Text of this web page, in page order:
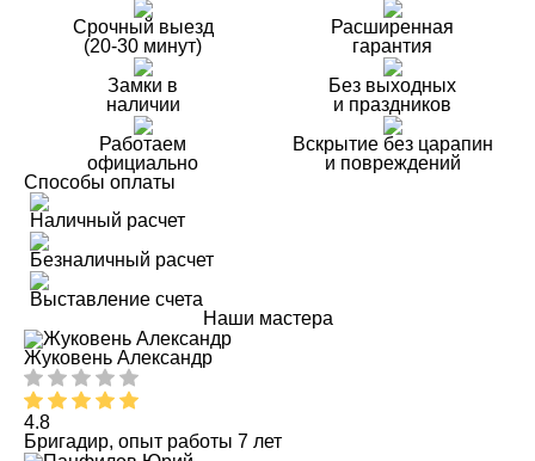
Срочный выезд
(20-30 минут)
Расширенная
гарантия
Замки в
наличии
Без выходных
и праздников
Работаем
официально
Вскрытие без царапин
и повреждений
Способы оплаты
Наличный расчет
Безналичный расчет
Выставление счета
Наши мастера
Жуковень Александр
4.8
Бригадир, опыт работы 7 лет